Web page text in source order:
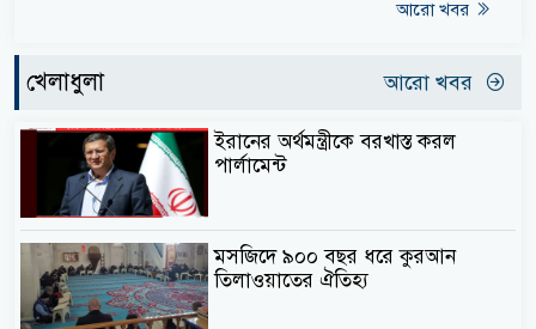
আরো খবর
খেলাধুলা আরো খবর
ইরানের অর্থমন্ত্রীকে বরখাস্ত করল
পার্লামেন্ট
মসজিদে ৯০০ বছর ধরে কুরআন
তিলাওয়াতের ঐতিহ্য